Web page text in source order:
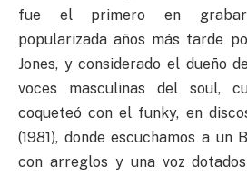
fue el primero en
popularizada años más tarde
Jones, y considerado el dueño
voces masculinas del soul,
coqueteó con el funky, en
(1981), donde escuchamos a un
con arreglos y una voz